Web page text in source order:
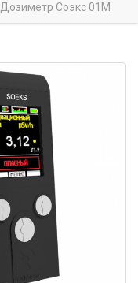
Дозиметр Соэкс 01М